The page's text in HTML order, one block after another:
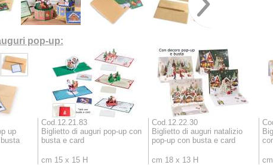
pop-up:
up
Cod.12.21.83
Biglietto di auguri pop-up con
busta e card
cm 15 x 15 H
Cod.12.22.30
Biglietto di auguri natalizio
pop-up con busta e card
cm 18 x 13 H